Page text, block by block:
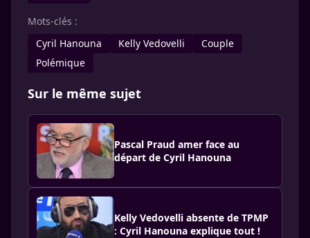
Mots-clés :
Cyril Hanouna
Kelly Vedovelli
Couple
Polémique
Sur le même sujet
Pascal Praud amer face au
départ de Cyril Hanouna
Kelly Vedovelli absente de TPMP
: Cyril Hanouna explique tout !